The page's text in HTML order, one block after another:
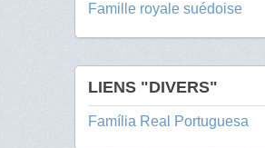
Famille royale suédoise
LIENS "DIVERS"
Família Real Portuguesa